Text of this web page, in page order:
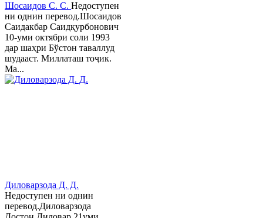
Шосаидов С. С. Недоступен
ни однин перевод.Шосаидов
Саидакбар Саидқурбонович
10-уми октябри соли 1993
дар шаҳри Бўстон таваллуд
шудааст. Миллаташ тоҷик.
Ма...
Диловарзода Д. Д.
Недоступен ни однин
перевод.Диловарзода